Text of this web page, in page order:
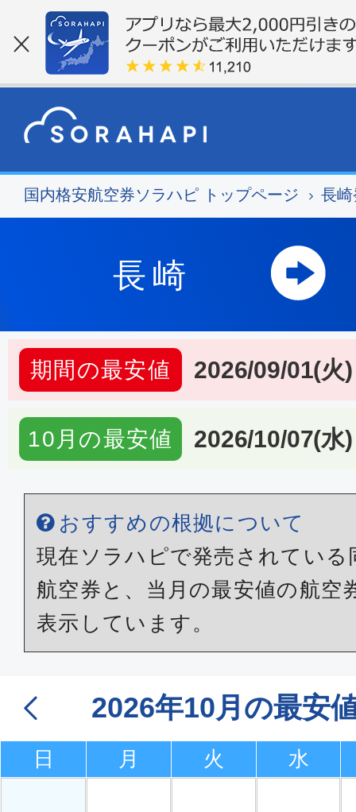
国内格安航空券ソラハピ トップページ 長
長崎
期間の最安値 2026/09/01(火)
10月の最安値 2026/10/07(水)
おすすめの根拠について
現在ソラハピで発売されている
航空券と、当月の最安値の航空
表示しています。
2026年10月の最安
日 月 火 水